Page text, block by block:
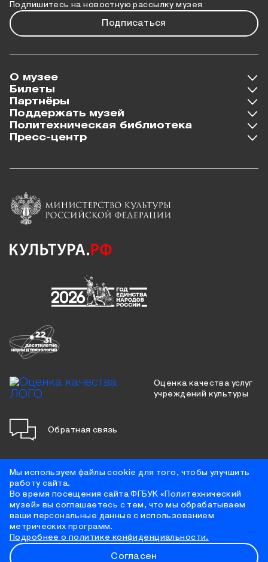
Подпишитесь на новостную рассылку музея
Подписаться
О музее
Билеты
Партнёры
Поддержать музей
Политехническая библиотека
Пресс-центр
Оценка качества услуг
учреждений культуры
Обратная связь
Противодействие коррупции
Цифровая доступность
Условия использования материалов сайта
Политика конфиденциальности
Противодействие терроризму
Мы используем файлы cookie для того, чтобы улучшить
работу сайта.
Во время посещения сайта ФГБУК «Политехнический
музей» вы соглашаетесь с тем, что мы обрабатываем
ваши персональные данные с использованием
метрических программ.
Подробнее о политике конфиденциальности.
Согласен